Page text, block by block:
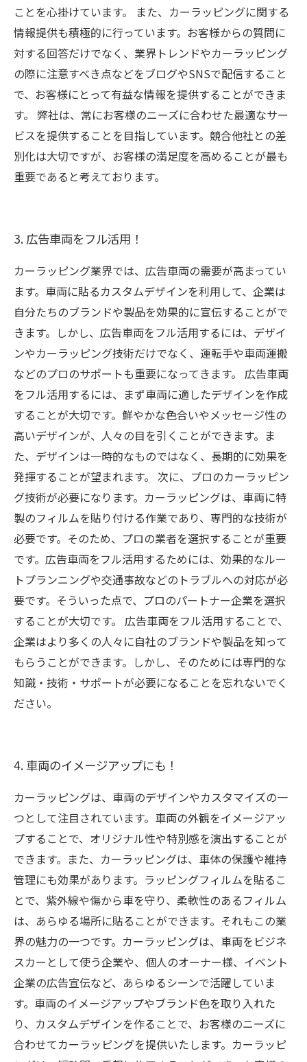
ことを心掛けています。 また、カーラッピングに関する
情報提供も積極的に行っています。お客様からの質問に
対する回答だけでなく、業界トレンドやカーラッピング
の際に注意すべき点などをブログやSNSで配信すること
で、お客様にとって有益な情報を提供することができま
す。 弊社は、常にお客様のニーズに合わせた最適なサー
ビスを提供することを目指しています。競合他社との差
別化は大切ですが、お客様の満足度を高めることが最も
重要であると考えております。
3. 広告車両をフル活用！
カーラッピング業界では、広告車両の需要が高まってい
ます。車両に貼るカスタムデザインを利用して、企業は
自分たちのブランドや製品を効果的に宣伝することがで
きます。しかし、広告車両をフル活用するには、デザイ
ンやカーラッピング技術だけでなく、運転手や車両運搬
などのプロのサポートも重要になってきます。 広告車両
をフル活用するには、まず車両に適したデザインを作成
することが大切です。鮮やかな色合いやメッセージ性の
高いデザインが、人々の目を引くことができます。ま
た、デザインは一時的なものではなく、長期的に効果を
発揮することが望まれます。 次に、プロのカーラッピン
グ技術が必要になります。カーラッピングは、車両に特
製のフィルムを貼り付ける作業であり、専門的な技術が
必要です。そのため、プロの業者を選択することが重要
です。広告車両をフル活用するためには、効果的なルー
トプランニングや交通事故などのトラブルへの対応が必
要です。そういった点で、プロのパートナー企業を選択
することが大切です。 広告車両をフル活用することで、
企業はより多くの人々に自社のブランドや製品を知って
もらうことができます。しかし、そのためには専門的な
知識・技術・サポートが必要になることを忘れないでく
ださい。
4. 車両のイメージアップにも！
カーラッピングは、車両のデザインやカスタマイズの一
つとして注目されています。車両の外観をイメージアッ
プすることで、オリジナル性や特別感を演出することが
できます。また、カーラッピングは、車体の保護や維持
管理にも効果があります。ラッピングフィルムを貼るこ
とで、紫外線や傷から車を守り、柔軟性のあるフィルム
は、あらゆる場所に貼ることができます。それもこの業
界の魅力の一つです。カーラッピングは、車両をビジネ
スカーとして使う企業や、個人のオーナー様、イベント
企業の広告宣伝など、あらゆるシーンで活躍していま
す。車両のイメージアップやブランド色を取り入れた
り、カスタムデザインを作ることで、お客様のニーズに
合わせてカーラッピングを提供いたします。カーラッピ